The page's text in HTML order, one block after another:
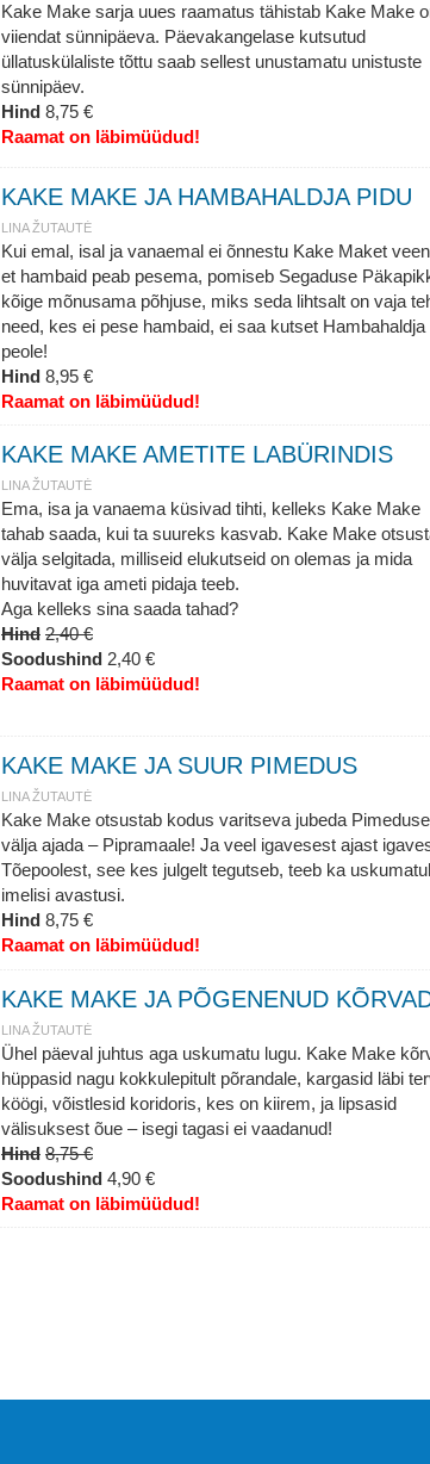
Kake Make sarja uues raamatus tähistab Kake Make
viiendat sünnipäeva. Päevakangelase kutsutud
üllatuskülaliste tõttu saab sellest unustamatu unistuste
sünnipäev.
Hind 8,75 €
Raamat on läbimüüdud!
KAKE MAKE JA HAMBAHALDJA PIDU
LINA ŽUTAUTĖ
Kui emal, isal ja vanaemal ei õnnestu Kake Maket
et hambaid peab pesema, pomiseb Segaduse
kõige mõnusama põhjuse, miks seda lihtsalt on vaja
need, kes ei pese hambaid, ei saa kutset Hambahaldja
peole!
Hind 8,95 €
Raamat on läbimüüdud!
KAKE MAKE AMETITE LABÜRINDIS
LINA ŽUTAUTĖ
Ema, isa ja vanaema küsivad tihti, kelleks Kake Make
tahab saada, kui ta suureks kasvab. Kake Make
välja selgitada, milliseid elukutseid on olemas ja mida
huvitavat iga ameti pidaja teeb.
Aga kelleks sina saada tahad?
Hind 2,40 €
Soodushind 2,40 €
Raamat on läbimüüdud!
KAKE MAKE JA SUUR PIMEDUS
LINA ŽUTAUTĖ
Kake Make otsustab kodus varitseva jubeda Pimeduse
välja ajada – Pipramaale! Ja veel igavesest ajast
Tõepoolest, see kes julgelt tegutseb, teeb ka
imelisi avastusi.
Hind 8,75 €
Raamat on läbimüüdud!
KAKE MAKE JA PÕGENENUD
LINA ŽUTAUTĖ
Ühel päeval juhtus aga uskumatu lugu. Kake Make
hüppasid nagu kokkulepitult põrandale, kargasid läbi
köögi, võistlesid koridoris, kes on kiirem, ja lipsasid
välisuksest õue – isegi tagasi ei vaadanud!
Hind 8,75 €
Soodushind 4,90 €
Raamat on läbimüüdud!